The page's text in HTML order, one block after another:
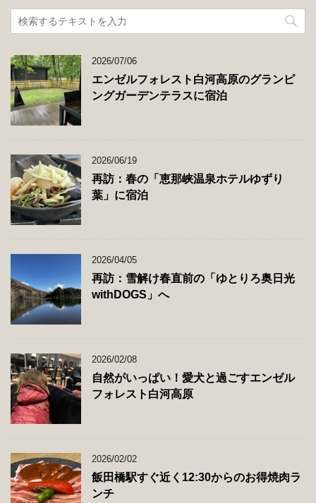
2026/07/06
エンゼルフォレスト白河高原のグランピ
ングガーデンテラスに宿泊
2026/06/19
再訪：春の「恵那峡温泉ホテルゆずり
葉」に宿泊
2026/04/05
再訪：雪解け春直前の「ゆとりろ奥日光
withDOGS」へ
2026/02/08
自然がいっぱい！愛犬と過ごすエンゼル
フォレスト白河高原
2026/02/02
飯田橋駅すぐ近く12:30からのお得焼肉ラ
ンチ